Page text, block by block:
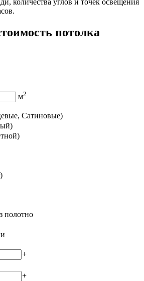
количества углов и точек освещения
потолка
м2
Сатиновые)
полотно
+
+